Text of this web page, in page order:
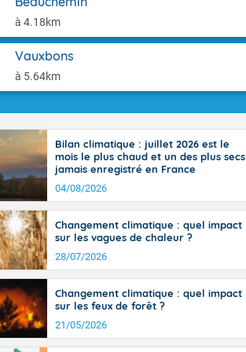
à 4.18km
Vauxbons
à 5.64km
l'après-
14
il fait
30 à 35
Bilan climatique : juillet 2026 est le
mois le plus chaud et un des plus secs
jamais enregistré en France
04/08/2026
Changement climatique : quel impact
sur les vagues de chaleur ?
28/07/2026
Changement climatique : quel impact
sur les feux de forêt ?
21/05/2026